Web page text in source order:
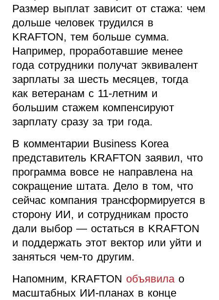
Размер выплат зависит от стажа: чем
дольше человек трудился в
KRAFTON, тем больше сумма.
Например, проработавшие менее
года сотрудники получат эквивалент
зарплаты за шесть месяцев, тогда
как ветеранам с 11-летним и
большим стажем компенсируют
зарплату сразу за три года.
В комментарии Business Korea
представитель KRAFTON заявил, что
программа вовсе не направлена на
сокращение штата. Дело в том, что
сейчас компания трансформируется в
сторону ИИ, и сотрудникам просто
дали выбор — остаться в KRAFTON
и поддержать этот вектор или уйти и
заняться чем-то другим.
Напомним, KRAFTON объявилао
масштабных ИИ-планах в конце